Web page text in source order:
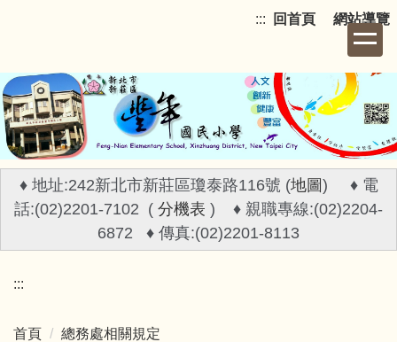
要
內
容
區
::: 回首頁 網站導覽
♦ 地址:242新北市新莊區瓊泰路116號 (地圖) ♦ 電
話:(02)2201-7102 ( 分機表 ) ♦ 親職專線:(02)2204-
6872 ♦ 傳真:(02)2201-8113
:::
首頁 總務處相關規定